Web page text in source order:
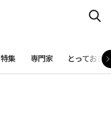
特集 専門家 とっておき